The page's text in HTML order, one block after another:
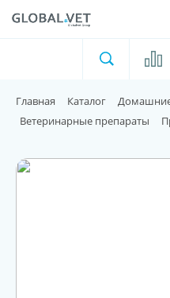
Для пищевой
Домашние
Главная Каталог
Ветеринарные препараты